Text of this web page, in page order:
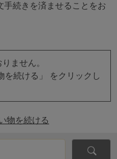
手続きを済ませることをお
ません。
を続ける」 をクリックし
物を続ける